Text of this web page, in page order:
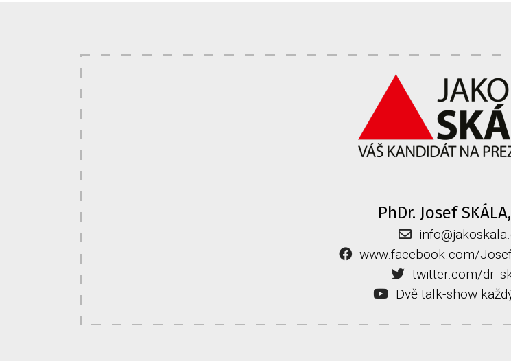
PhDr. Josef
www.facebook.com/
twitter.com/
Dvě talk-show